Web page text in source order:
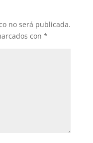
no será publicada.
con *